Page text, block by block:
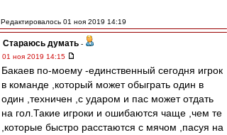
Редактировалось 01 ноя 2019 14:19
Стараюсь думать -
01 ноя 2019 14:15
Бакаев по-моему -единственный сегодня игрок
в команде ,который может обыграть один в
один ,техничен ,с ударом и пас может отдать
на гол.Такие игроки и ошибаются чаще ,чем те
,которые быстро расстаются с мячом ,пасуя на